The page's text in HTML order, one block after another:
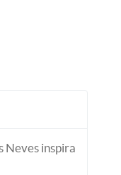
Neves inspira